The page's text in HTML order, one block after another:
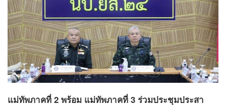
แม่ทัพภาคที่ 2 พร้อม แม่ทัพภาคที่ 3 ร่วมประชุมประสา